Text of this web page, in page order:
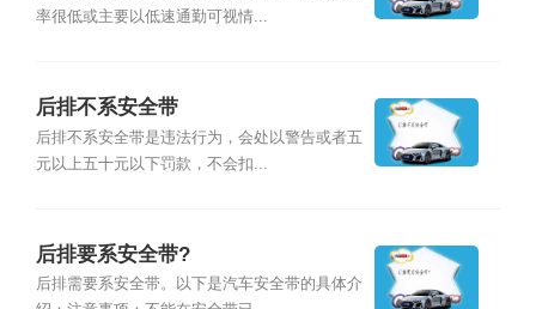
率很低或主要以低速通勤可视情...
后排不系安全带
后排不系安全带是违法行为，会处以警告或者五
元以上五十元以下罚款，不会扣...
后排要系安全带?
后排需要系安全带。以下是汽车安全带的具体介